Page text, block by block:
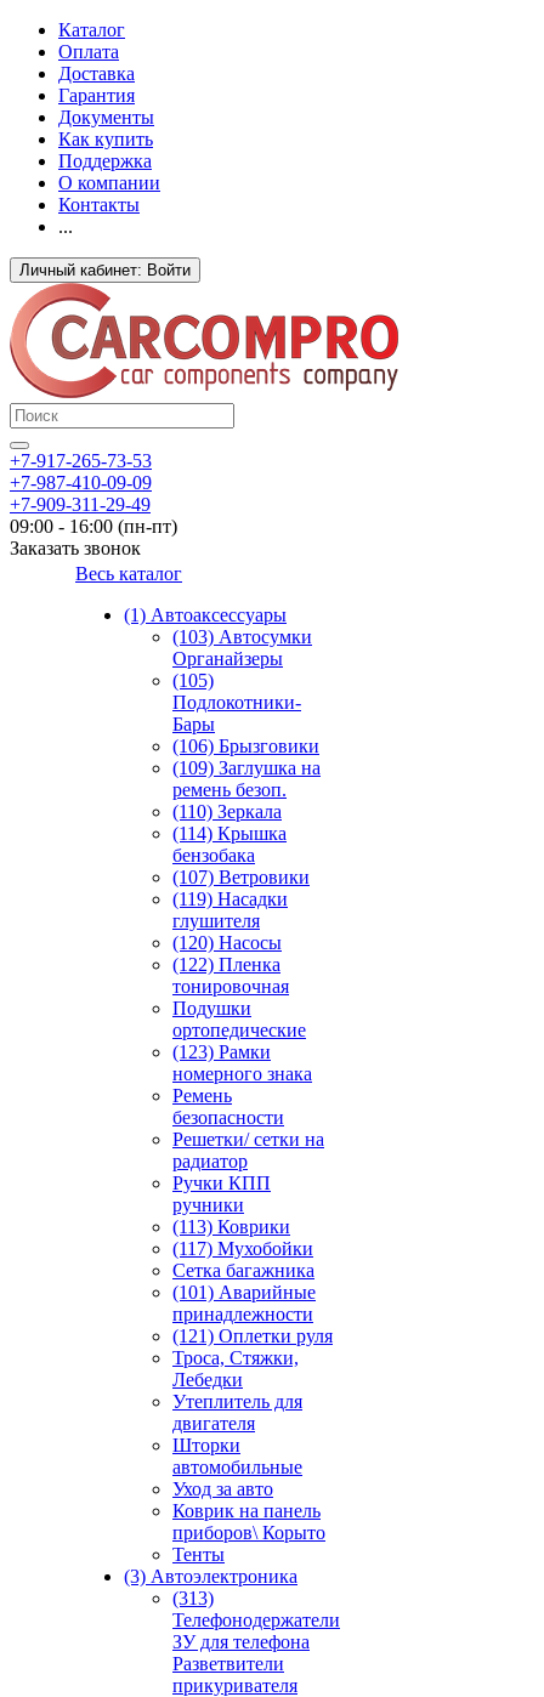
Каталог
Оплата
Доставка
Гарантия
Документы
Как купить
Поддержка
О компании
Контакты
...
Личный кабинет: Войти
+7-917-265-73-53
+7-987-410-09-09
+7-909-311-29-49
09:00 - 16:00 (пн-пт)
Заказать звонок
Весь каталог
(1) Автоаксессуары
(103) Автосумки
Органайзеры
(105)
Подлокотники-
Бары
(106) Брызговики
(109) Заглушка на
ремень безоп.
(110) Зеркала
(114) Крышка
бензобака
(107) Ветровики
(119) Насадки
глушителя
(120) Насосы
(122) Пленка
тонировочная
Подушки
ортопедические
(123) Рамки
номерного знака
Ремень
безопасности
Решетки/ сетки на
радиатор
Ручки КПП
ручники
(113) Коврики
(117) Мухобойки
Сетка багажника
(101) Аварийные
принадлежности
(121) Оплетки руля
Троса, Стяжки,
Лебедки
Утеплитель для
двигателя
Шторки
автомобильные
Уход за авто
Коврик на панель
приборов\ Корыто
Тенты
(3) Автоэлектроника
(313)
Телефонодержатели
ЗУ для телефона
Разветвители
прикуривателя